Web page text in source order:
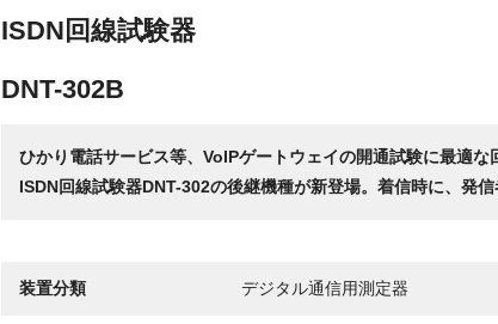
ISDN回線試験器
DNT-302B
ひかり電話サービス等、VoIPゲートウェイの開通試験に最適な
ISDN回線試験器DNT-302の後継機種が新登場。着信時に、発
装置分類 デジタル通信用測定器